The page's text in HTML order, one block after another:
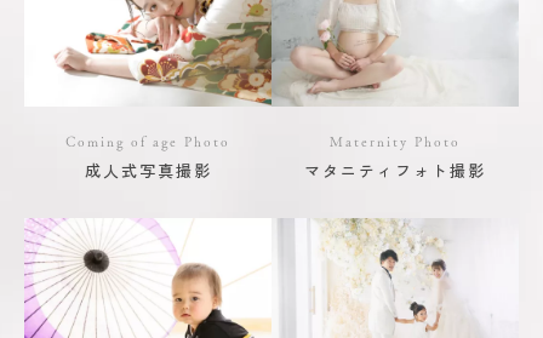
Coming of age Photo
成人式写真撮影
Maternity Photo
マタニティフォト撮影